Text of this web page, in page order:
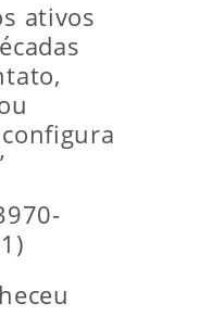
ativos